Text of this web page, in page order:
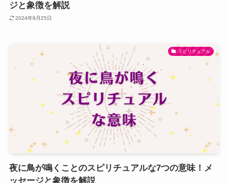
ジと象徴を解説
2024年9月25日
スピリチュアル
夜に鳥が鳴くことのスピリチュアルな7つの意味！メ
ッセージと象徴を解説